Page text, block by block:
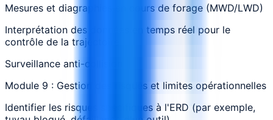
Mesures et diagraphies en cours de forage (MWD/LWD)
Interprétation des données en temps réel pour le
contrôle de la trajectoire
Surveillance anti-collision
Module 9 : Gestion des risques et limites opérationnelles
Identifier les risques spécifiques à l'ERD (par exemple,